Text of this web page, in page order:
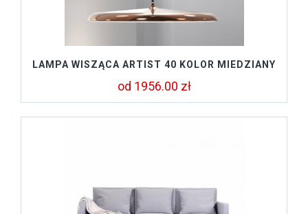
LAMPA WISZĄCA ARTIST 40 KOLOR MIEDZIANY
od 1956.00 zł